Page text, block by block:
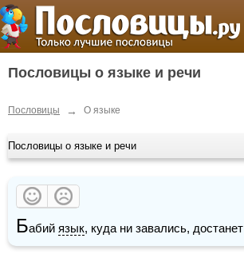
Пословицы о языке и речи
Пословицы → О языке
Пословицы о языке и речи
Бабий язык, куда ни завались, достанет